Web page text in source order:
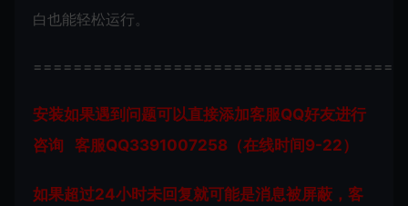
白也能轻松运行。
安装如果遇到问题可以直接添加客服QQ好友进行
咨询 客服QQ3391007258（在线时间9-22）
如果超过24小时未回复就可能是消息被屏蔽，客